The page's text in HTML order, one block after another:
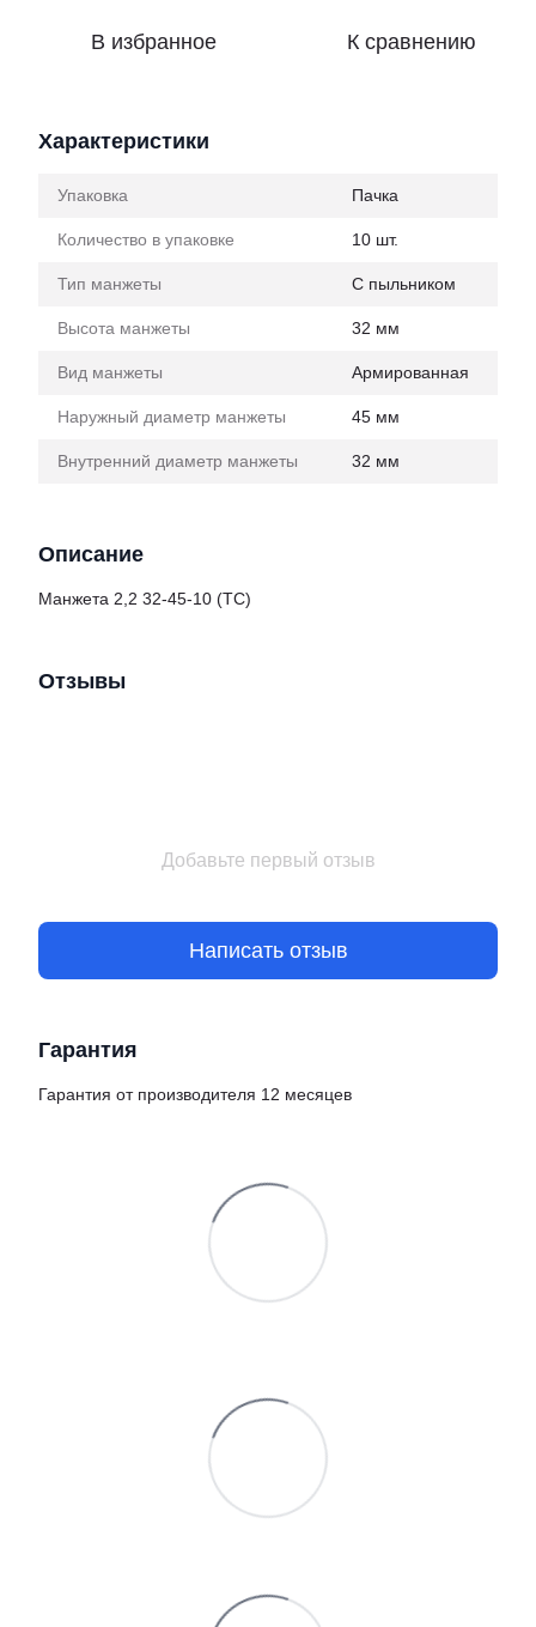
В избранное К сравнению
Характеристики
Упаковка Пачка
Количество в упаковке 10 шт.
Тип манжеты С пыльником
Высота манжеты 32 мм
Вид манжеты Армированная
Наружный диаметр манжеты 45 мм
Внутренний диаметр манжеты 32 мм
Описание
Манжета 2,2 32-45-10 (ТС)
Отзывы
Добавьте первый отзыв
Написать отзыв
Гарантия
Гарантия от производителя 12 месяцев